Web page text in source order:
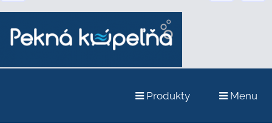
Produkty Menu